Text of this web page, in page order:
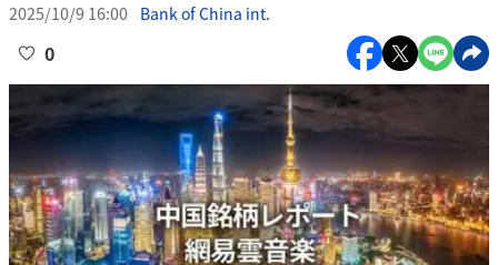
2025/10/9 16:00 Bank of China int.
0